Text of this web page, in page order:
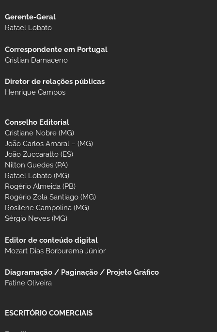
Gerente-Geral
Rafael Lobato
Correspondente em Portugal
Cristian Damaceno
Diretor de relações públicas
Henrique Campos
Conselho Editorial
Cristiane Nobre (MG)
João Carlos Amaral – (MG)
João Zuccaratto (ES)
Nilton Guedes (PA)
Rafael Lobato (MG)
Rogério Almeida (PB)
Rogério Zola Santiago (MG)
Rosilene Campolina (MG)
Sérgio Neves (MG)
Editor de conteúdo digital
Mozart Dias Borburema Júnior
Diagramação / Paginação / Projeto Gráfico
Fatine Oliveira
ESCRITÓRIO COMERCIAIS